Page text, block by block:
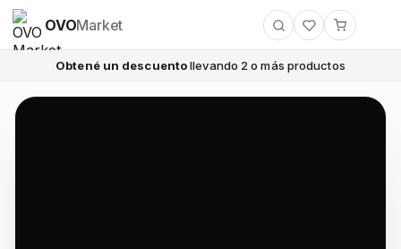
OVOMarket
Obtené un descuentollevando 2 o más productos